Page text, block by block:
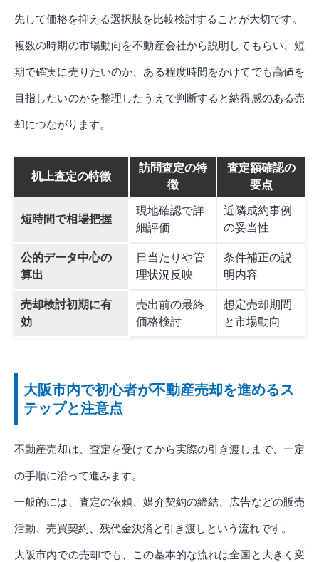
先して価格を抑える選択肢を比較検討することが大切です。
複数の時期の市場動向を不動産会社から説明してもらい、短
期で確実に売りたいのか、ある程度時間をかけてでも高値を
目指したいのかを整理したうえで判断すると納得感のある売
却につながります。
机上査定の特徴
訪問査定の特
徴
査定額確認の
要点
短時間で相場把握
現地確認で詳
細評価
近隣成約事例
の妥当性
公的データ中心の
算出
日当たりや管
理状況反映
条件補正の説
明内容
売却検討初期に有
効
売出前の最終
価格検討
想定売却期間
と市場動向
大阪市内で初心者が不動産売却を進めるス
テップと注意点
不動産売却は、査定を受けてから実際の引き渡しまで、一定
の手順に沿って進みます。
一般的には、査定の依頼、媒介契約の締結、広告などの販売
活動、売買契約、残代金決済と引き渡しという流れです。
大阪市内での売却でも、この基本的な流れは全国と大きく変